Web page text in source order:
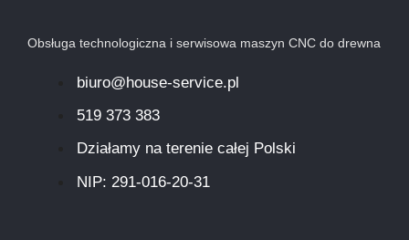
Obsługa technologiczna i serwisowa maszyn CNC do drewna
biuro@house-service.pl
519 373 383
Działamy na terenie całej Polski
NIP: 291-016-20-31​